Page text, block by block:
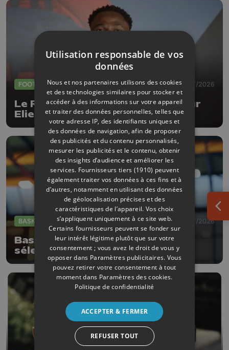
FOOTBALL 30/07/2026
Le RFC Liège recrute le défenseur
Elie Ilunga Kitoko
BASKET 27/07/2026
Basket : Thibaut Petit devient
sélectionneur de la Suisse
(messieurs)
Utilisation responsable de vos
données
Nous et nos partenaires utilisons des cookies
et des technologies similaires pour stocker et
accéder à des informations sur votre appareil
et traiter des données personnelles, telles que
votre adresse IP, des identifiants uniques et
des données de navigation, afin de proposer
des publicités et du contenu personnalisés,
mesurer les publicités et le contenu, obtenir
des insights d’audience et améliorer les
services. Fournisseurs tiers (1910) peuvent
également traiter vos données à ces fins et à
d’autres, notamment en utilisant des données
de géolocalisation précises et des
caractéristiques de l’appareil. Vos choix
s’appliquent uniquement à ce site web.
Certains fournisseurs peuvent se fonder sur
leur intérêt légitime plutôt que sur votre
consentement ; vous avez le droit de vous y
opposer dans Paramètres publicitaires. Vous
pouvez retirer votre consentement à tout
moment dans Paramètres des cookies.
Politique de confidentialité
ACCEPTER & FERMER
REFUSER TOUT